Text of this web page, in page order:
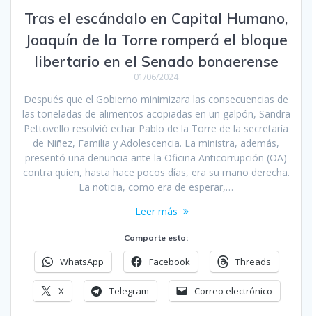
Tras el escándalo en Capital Humano,
Joaquín de la Torre romperá el bloque
libertario en el Senado bonaerense
01/06/2024
Después que el Gobierno minimizara las consecuencias de
las toneladas de alimentos acopiadas en un galpón, Sandra
Pettovello resolvió echar Pablo de la Torre de la secretaría
de Niñez, Familia y Adolescencia. La ministra, además,
presentó una denuncia ante la Oficina Anticorrupción (OA)
contra quien, hasta hace pocos días, era su mano derecha.
La noticia, como era de esperar,…
Leer más
Comparte esto:
WhatsApp Facebook Threads
X Telegram Correo electrónico